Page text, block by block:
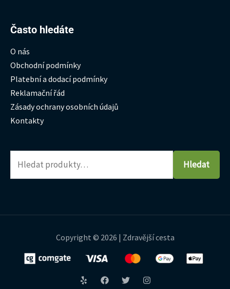
Často hledáte
O nás
Obchodní podmínky
Platební a dodací podmínky
Reklamační řád
Zásady ochrany osobních údajů
Kontakty
Hledat:
Hledat
Copyright © 2026 | Zdravější cesta